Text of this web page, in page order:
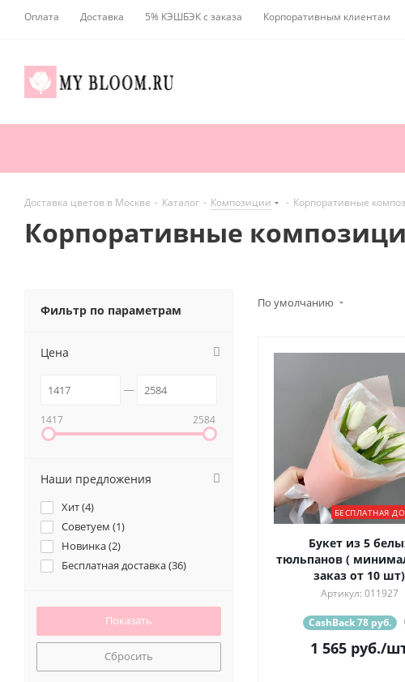
Оплата Доставка 5% КЭШБЭК с заказа Корпоративным клиентам
Доставка цветов в Москве - Каталог - Композиции - Корпоративные
Корпоративные
По умолчанию
БЕСПЛАТНАЯ
Букет из 5
тюльпанов (
заказ от 10 шт)
Артикул: 011927
CashBack 78 руб.
1 565 руб./
Фильтр по параметрам
Цена
1417 2584
Наши предложения
Хит (4)
Советуем (1)
Новинка (2)
Бесплатная доставка (36)
Сбросить